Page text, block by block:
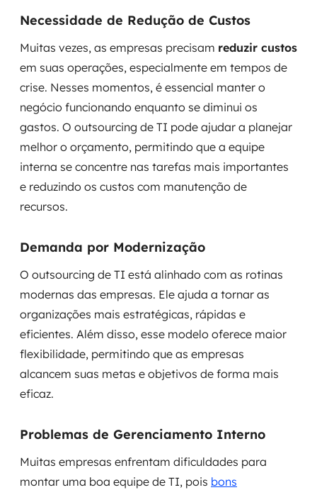
Necessidade de Redução de Custos
Muitas vezes, as empresas precisam reduzir custos
em suas operações, especialmente em tempos de
crise. Nesses momentos, é essencial manter o
negócio funcionando enquanto se diminui os
gastos. O outsourcing de TI pode ajudar a planejar
melhor o orçamento, permitindo que a equipe
interna se concentre nas tarefas mais importantes
e reduzindo os custos com manutenção de
recursos.
Demanda por Modernização
O outsourcing de TI está alinhado com as rotinas
modernas das empresas. Ele ajuda a tornar as
organizações mais estratégicas, rápidas e
eficientes. Além disso, esse modelo oferece maior
flexibilidade, permitindo que as empresas
alcancem suas metas e objetivos de forma mais
eficaz.
Problemas de Gerenciamento Interno
Muitas empresas enfrentam dificuldades para
montar uma boa equipe de TI, pois bons